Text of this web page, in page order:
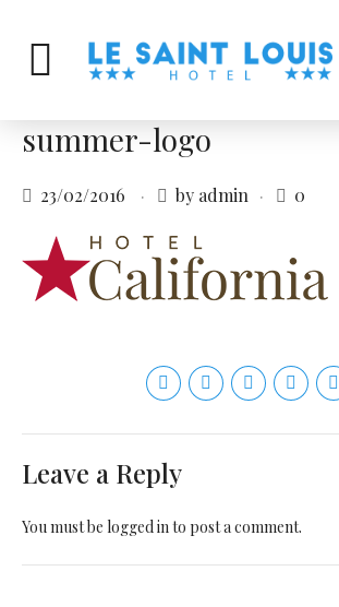
summer-logo
23/02/2016 by admin 0
Leave a Reply
You must be logged into post a comment.